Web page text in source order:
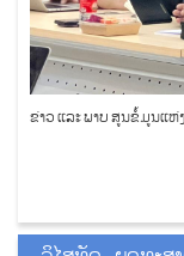
ຂ່າວ ແລະ ພາບ ສູນຂໍ້ມູນແຫ່